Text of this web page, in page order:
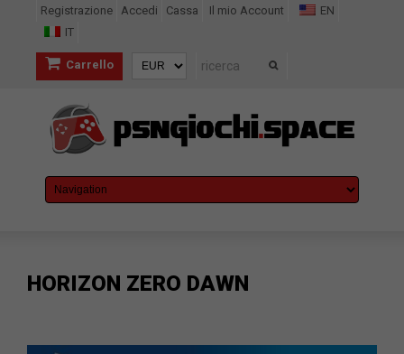
Registrazione Accedi Cassa Il mio Account
EN
IT
Carrello
HORIZON ZERO DAWN